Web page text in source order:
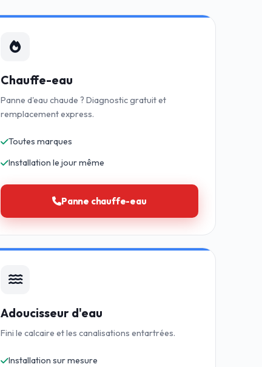
Chauffe-eau
Panne d'eau chaude ? Diagnostic gratuit et
remplacement express.
Toutes marques
Installation le jour même
Panne chauffe-eau
Adoucisseur d'eau
Fini le calcaire et les canalisations entartrées.
Installation sur mesure